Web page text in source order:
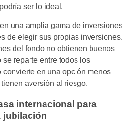
ser lo ideal.
una amplia gama de inversiones
de elegir sus propias inversiones.
del fondo no obtienen buenos
se reparte entre todos los
convierte en una opción menos
aversión al riesgo.
internacional para
jubilación